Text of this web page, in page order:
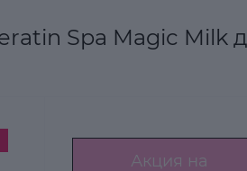
Spa Magic Milk
Акция на